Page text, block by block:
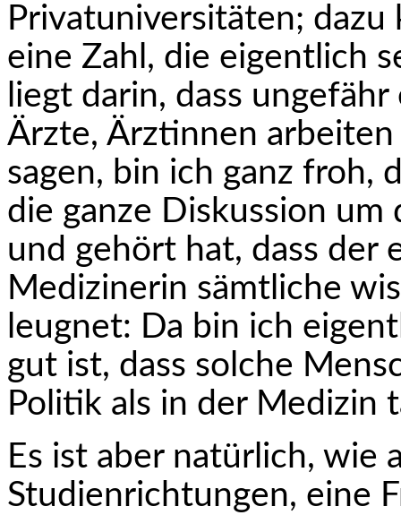
Privatuniversitäten;
eine Zahl, die eigentlich
liegt darin, dass
Ärzte, Ärztinnen
sagen, bin ich ganz froh,
die ganze Diskussion
und gehört hat, dass der
Medizinerin sämtliche
leugnet: Da bin ich
gut ist, dass solche
Politik als in der Medizin
Es ist aber natürlich, wie
Studienrichtungen, eine